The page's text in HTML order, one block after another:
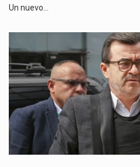
Un nuevo…